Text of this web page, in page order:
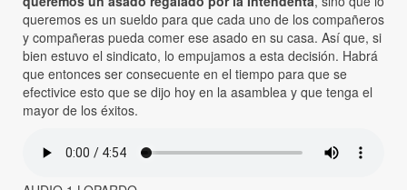
queremos es un sueldo para que cada uno de los compañeros
y compañeras pueda comer ese asado en su casa. Así que, si
bien estuvo el sindicato, lo empujamos a esta decisión. Habrá
que entonces ser consecuente en el tiempo para que se
efectivice esto que se dijo hoy en la asamblea y que tenga el
mayor de los éxitos.